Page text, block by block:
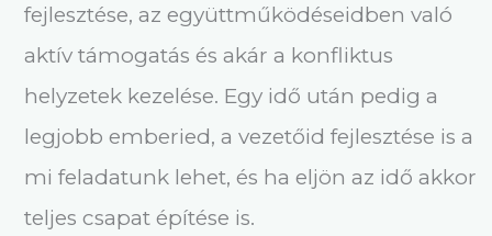
fejlesztése, az együttműködéseidben való
aktív támogatás és akár a konfliktus
helyzetek kezelése. Egy idő után pedig a
legjobb emberied, a vezetőid fejlesztése is a
mi feladatunk lehet, és ha eljön az idő akkor
teljes csapat építése is.